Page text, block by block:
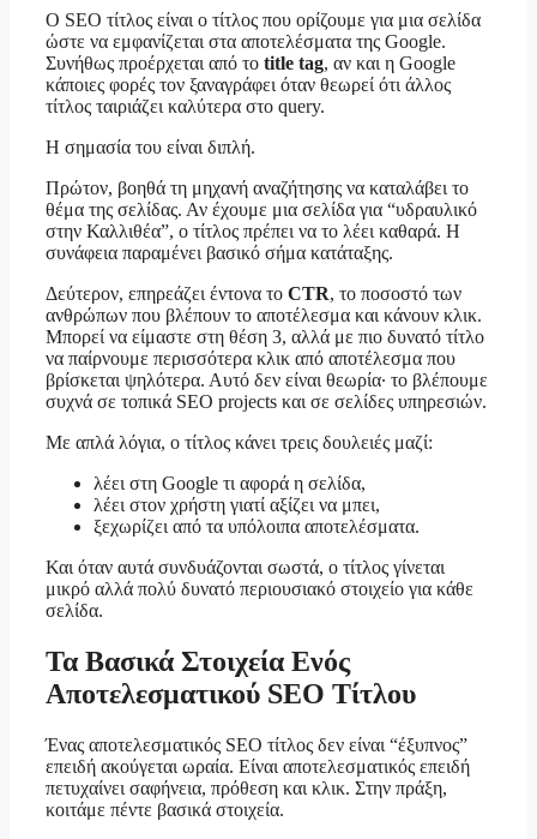
Ο SEO τίτλος είναι ο τίτλος που ορίζουμε για μια σελίδα
ώστε να εμφανίζεται στα αποτελέσματα της Google.
Συνήθως προέρχεται από το title tag, αν και η Google
κάποιες φορές τον ξαναγράφει όταν θεωρεί ότι άλλος
τίτλος ταιριάζει καλύτερα στο query.
Η σημασία του είναι διπλή.
Πρώτον, βοηθά τη μηχανή αναζήτησης να καταλάβει το
θέμα της σελίδας. Αν έχουμε μια σελίδα για “υδραυλικό
στην Καλλιθέα”, ο τίτλος πρέπει να το λέει καθαρά. Η
συνάφεια παραμένει βασικό σήμα κατάταξης.
Δεύτερον, επηρεάζει έντονα το CTR, το ποσοστό των
ανθρώπων που βλέπουν το αποτέλεσμα και κάνουν κλικ.
Μπορεί να είμαστε στη θέση 3, αλλά με πιο δυνατό τίτλο
να παίρνουμε περισσότερα κλικ από αποτέλεσμα που
βρίσκεται ψηλότερα. Αυτό δεν είναι θεωρία· το βλέπουμε
συχνά σε τοπικά SEO projects και σε σελίδες υπηρεσιών.
Με απλά λόγια, ο τίτλος κάνει τρεις δουλειές μαζί:
λέει στη Google τι αφορά η σελίδα,
λέει στον χρήστη γιατί αξίζει να μπει,
ξεχωρίζει από τα υπόλοιπα αποτελέσματα.
Και όταν αυτά συνδυάζονται σωστά, ο τίτλος γίνεται
μικρό αλλά πολύ δυνατό περιουσιακό στοιχείο για κάθε
σελίδα.
Τα Βασικά Στοιχεία Ενός
Αποτελεσματικού SEO Τίτλου
Ένας αποτελεσματικός SEO τίτλος δεν είναι “έξυπνος”
επειδή ακούγεται ωραία. Είναι αποτελεσματικός επειδή
πετυχαίνει σαφήνεια, πρόθεση και κλικ. Στην πράξη,
κοιτάμε πέντε βασικά στοιχεία.